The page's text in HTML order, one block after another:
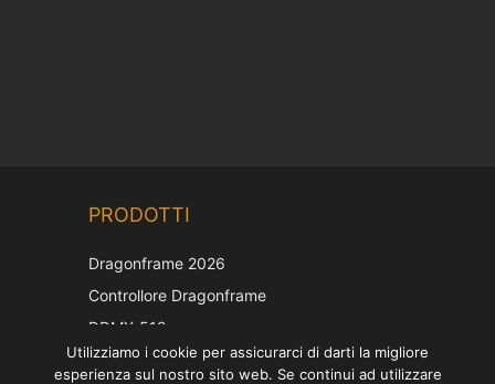
PRODOTTI
Dragonframe 2026
Controllore Dragonframe
DDMX-512
DMC-32
Utilizziamo i cookie per assicurarci di darti la migliore
esperienza sul nostro sito web. Se continui ad utilizzare
German